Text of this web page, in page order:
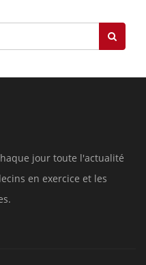
jour toute l'actualité
en exercice et les